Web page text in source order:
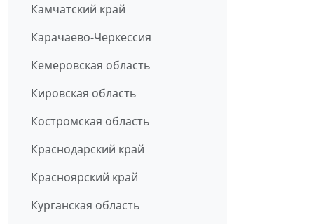
Камчатский край
Карачаево-Черкессия
Кемеровская область
Кировская область
Костромская область
Краснодарский край
Красноярский край
Курганская область